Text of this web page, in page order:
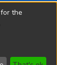
estan
por
the